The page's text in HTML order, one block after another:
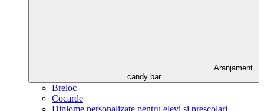
Aranjament
candy bar
Breloc
Cocarde
Diplome personalizate pentru elevi și preșcolari